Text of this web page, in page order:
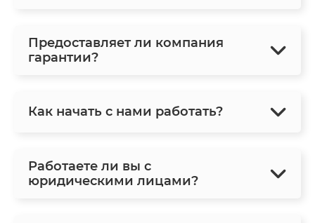
Предоставляет ли компания
гарантии?
Как начать с нами работать?
Работаете ли вы с
юридическими лицами?